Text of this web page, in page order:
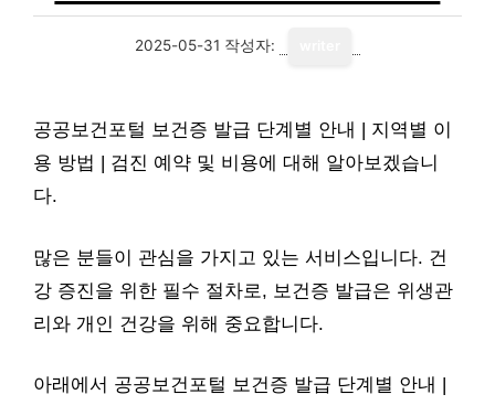
2025-05-31 작성자:
공공보건포털 보건증 발급 단계별 안내 | 지역별 이
용 방법 | 검진 예약 및 비용에 대해 알아보겠습니
다.
많은 분들이 관심을 가지고 있는 서비스입니다. 건
강 증진을 위한 필수 절차로, 보건증 발급은 위생관
리와 개인 건강을 위해 중요합니다.
아래에서 공공보건포털 보건증 발급 단계별 안내 |